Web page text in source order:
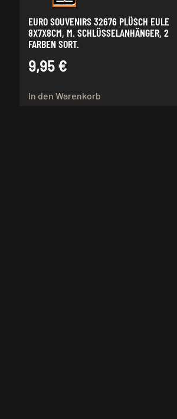
EURO SOUVENIRS 32676 PLÜSCH EULE
8X7X8CM, M. SCHLÜSSELANHÄNGER, 2
FARBEN SORT.
9,95 €
In den Warenkorb